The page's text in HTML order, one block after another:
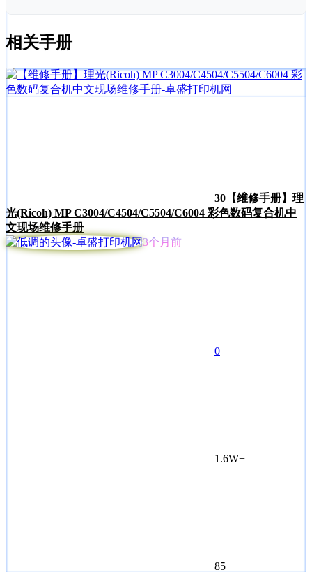
相关手册
30 【维修手册】理
光(Ricoh) MP C3004/C4504/C5504/C6004 彩色数码复合机中
文现场维修手册
3个月前
0
1.6W+
85